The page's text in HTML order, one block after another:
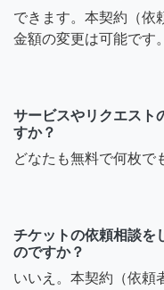
できます。本契約（依
金額の変更は可能です。
サービスやリクエスト
すか？
どなたも無料で何枚で
チケットの依頼相談を
のですか？
いいえ。本契約（依頼